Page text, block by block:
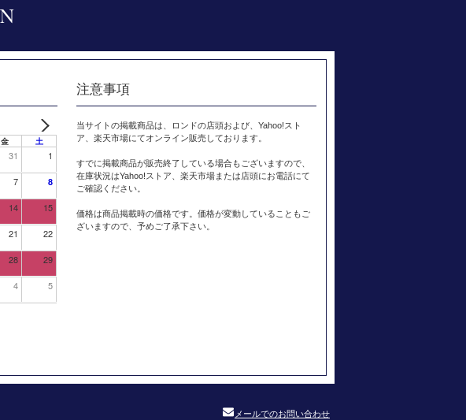
金 土
31 1
7 8
14 15
21 22
28 29
4 5
注意事項
当サイトの掲載商品は、ロンドの店頭および、Yahoo!スト
ア、楽天市場にてオンライン販売しております。
すでに掲載商品が販売終了している場合もございますので、
在庫状況はYahoo!ストア、楽天市場または店頭にお電話にて
ご確認ください。
価格は商品掲載時の価格です。価格が変動していることもご
ざいますので、予めご了承下さい。
メールでのお問い合わせ